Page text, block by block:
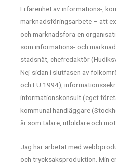
Erfarenhet av informations-,
marknadsföringsarbete – att
och marknadsföra en
som informations- och
stadsnät, chefredaktör
Nej-sidan i slutfasen av
och EU 1994),
informationskonsult (eget
kommunal handläggare
år som talare, utbildare och
Jag har arbetat med
och trycksaksproduktion. Min